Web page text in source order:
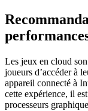
Les jeux en cloud
joueurs d’accéder à
appareil connecté à
cette expérience, il
processeurs